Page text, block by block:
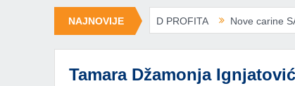
NAJNOVIJE
– ZDRAVLJE IZNAD PROFITA Nove carine SAD:
Tamara Džamonja